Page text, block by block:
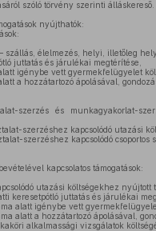
szóló törvény szerinti álláskereső.
nyújthatók:
szállás, élelmezés, helyi, illetőleg
juttatás és járulékai megtérítése,
igénybe vett gyermekfelügyelet
a hozzátartozó ápolásával,
szerzés és munkagyakorlat-
szerzéshez kapcsolódó utazási
szerzéshez kapcsolódó csoportos
kapcsolatos támogatások:
utazási költségekhez nyújtott
keresetpótló juttatás és járulékai
alatt igénybe vett
alatt a hozzátartozó ápolásával,
alkalmassági vizsgálatok